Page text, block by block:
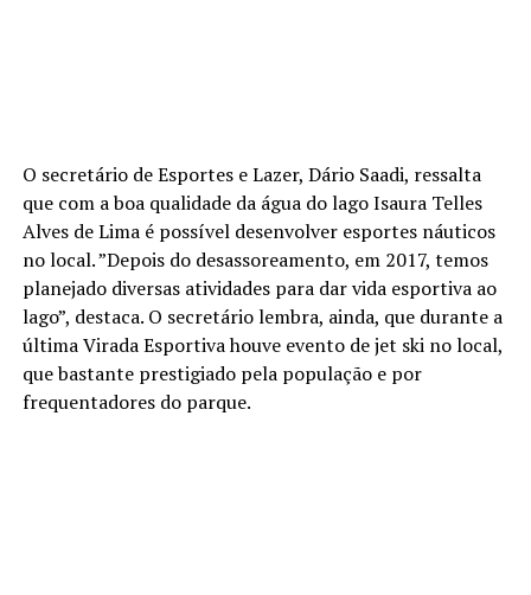
O secretário de Esportes e Lazer, Dário Saadi, ressalta
que com a boa qualidade da água do lago Isaura Telles
Alves de Lima é possível desenvolver esportes náuticos
no local. ”Depois do desassoreamento, em 2017, temos
planejado diversas atividades para dar vida esportiva ao
lago”, destaca. O secretário lembra, ainda, que durante a
última Virada Esportiva houve evento de jet ski no local,
que bastante prestigiado pela população e por
frequentadores do parque.